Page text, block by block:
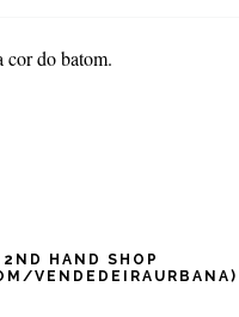
cor do batom.
HAND SHOP
VENDEDEIRAURBANA)